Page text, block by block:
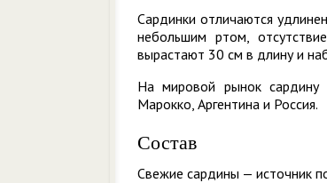
Сардинки отличаются
небольшим ртом,
вырастают 30 см в длину и
На мировой рынок сардину
Марокко, Аргентина и Россия.
Состав
Свежие сардины — источник